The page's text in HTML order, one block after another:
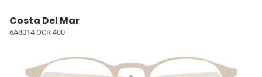
Costa Del Mar
6A8014 OCR 400